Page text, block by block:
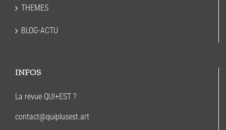
THEMES
BLOG-ACTU
INFOS
La revue QUI+EST ?
contact@quiplusest.art